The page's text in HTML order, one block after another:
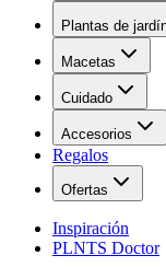
Plantas de
Macetas
Cuidado
Accesorios
Regalos
Ofertas
Inspiración
PLNTS Doctor